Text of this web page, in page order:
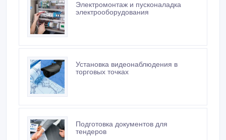
Электромонтаж и пусконаладка
электрооборудования
Установка видеонаблюдения в
торговых точках
Подготовка документов для
тендеров